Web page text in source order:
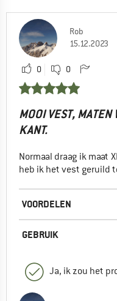
Rob
15.12.2023
0 0
MOOI VEST,
KANT.
Normaal draag ik maat
heb ik het vest geruild
VOORDELEN
GEBRUIK
Ja, ik zou het